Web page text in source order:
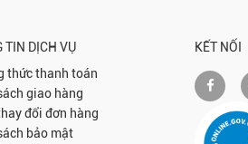
TIN DỊCH VỤ
thức thanh toán
giao hàng
đổi đơn hàng
bảo mật
KẾT NỐI